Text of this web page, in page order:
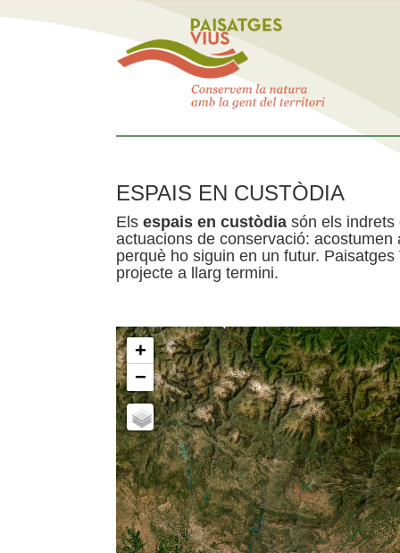
ESPAIS EN CUSTÒDIA
Els espais en custòdia són els indrets
actuacions de conservació:
perquè ho siguin en un futur.
projecte a llarg termini.
+
−